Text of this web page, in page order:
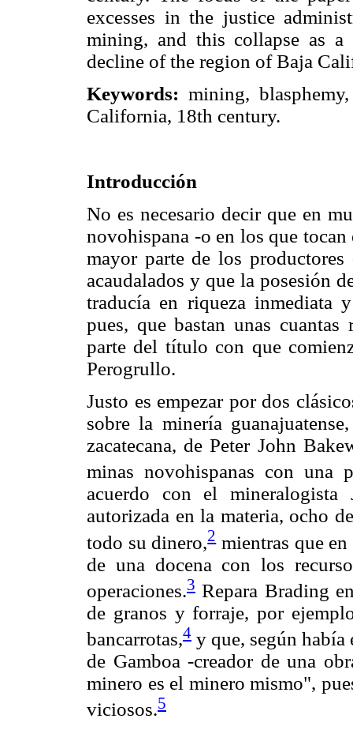
excesses in the justice
mining, and this collapse as
decline of the region of Baja
Keywords:mining,
California, 18th century.
Introducción
No es necesario decir que en
novohispana -o en los que
mayor parte de los
acaudalados y que la posesión
traducía en riqueza inmediata
pues, que bastan unas cuantas
parte del título con que
Perogrullo.
Justo es empezar por dos
sobre la minería
zacatecana, de Peter John
minas novohispanas con una
acuerdo con el
autorizada en la materia, ocho
todo su dinero,2mientras que en
de una docena con los
operaciones.3 Repara Brading
de granos y forraje, por
bancarrotas,4 y que, según
de Gamboa -creador de una
minero es el minero mismo",
viciosos.5